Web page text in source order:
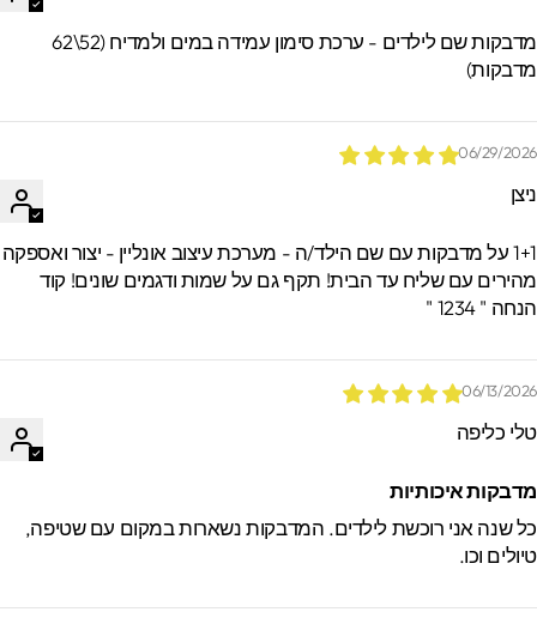
מדבקות שם לילדים - ערכת סימון עמידה במים ולמדיח (52\62
06/29/
1+1 על מדבקות עם שם הילד/ה - מערכת עיצוב אונליין - יצור ואספקה
עם שליח עד הבית! תקף גם על שמות ודגמים שונים! קוד
" 1234 "
06/13/
כליפה
איכותיות
שנה אני רוכשת לילדים. המדבקות נשארות במקום עם שטיפה,
וכו.